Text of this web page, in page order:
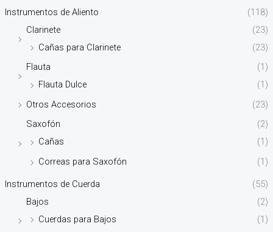
Instrumentos de Aliento
(118)
Clarinete
(23)
Cañas para Clarinete
(23)
Flauta
(1)
Flauta Dulce
(1)
Otros Accesorios
(23)
Saxofón
(2)
Cañas
(1)
Correas para Saxofón
(1)
Instrumentos de Cuerda
(55)
Bajos
(2)
Cuerdas para Bajos
(1)